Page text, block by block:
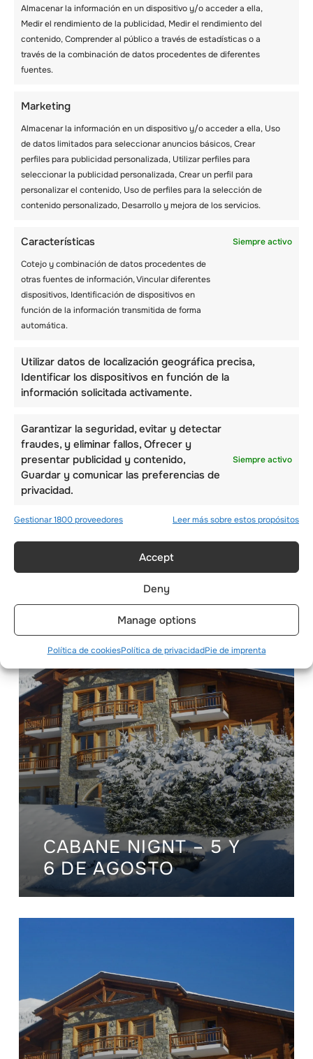
Almacenar la información en un dispositivo y/o acceder a ella,
Medir el rendimiento de la publicidad, Medir el rendimiento del
contenido, Comprender al público a través de estadísticas o a
través de la combinación de datos procedentes de diferentes
fuentes.
Marketing
Almacenar la información en un dispositivo y/o acceder a ella, Uso
de datos limitados para seleccionar anuncios básicos, Crear
perfiles para publicidad personalizada, Utilizar perfiles para
seleccionar la publicidad personalizada, Crear un perfil para
personalizar el contenido, Uso de perfiles para la selección de
contenido personalizado, Desarrollo y mejora de los servicios.
Características
Siempre activo
Cotejo y combinación de datos procedentes de
otras fuentes de información, Vincular diferentes
dispositivos, Identificación de dispositivos en
función de la información transmitida de forma
automática.
Utilizar datos de localización geográfica precisa,
Identificar los dispositivos en función de la
información solicitada activamente.
Garantizar la seguridad, evitar y detectar
fraudes, y eliminar fallos, Ofrecer y
presentar publicidad y contenido,
Guardar y comunicar las preferencias de
privacidad.
Siempre activo
Gestionar 1800 proveedores Leer más sobre estos propósitos
Accept
Deny
Manage options
Política de cookiesPolítica de privacidadPie de imprenta
INTERNACIONAL DE
VERANO EN SUIZA
2025
Recent posts
DÍA INTERNACIONAL
CABANE NIGNT – 5 Y
6 DE AGOSTO